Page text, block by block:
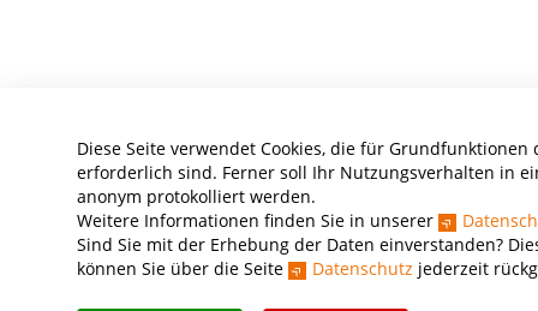
Diese Seite verwendet Cookies, die für Grundfunktionen
erforderlich sind. Ferner soll Ihr Nutzungsverhalten in
anonym protokolliert werden.
Weitere Informationen finden Sie in unserer
Sind Sie mit der Erhebung der Daten einverstanden?
können Sie über die Seite
Datenschutz jederzeit